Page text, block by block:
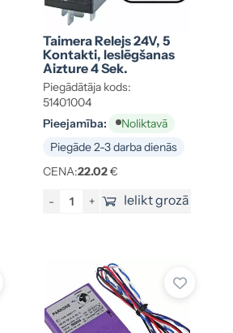
Taimera Relejs 24V, 5
Kontakti, Ieslēgšanas
Aizture 4 Sek.
Piegādātāja kods:
51401004
Pieejamība:
Noliktavā
Piegāde 2-3 darba dienās
CENA:22.02€
- + Ielikt grozā